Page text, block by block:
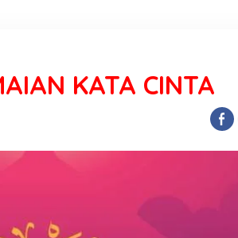
KATA CINTA
DAN MUHASABAH